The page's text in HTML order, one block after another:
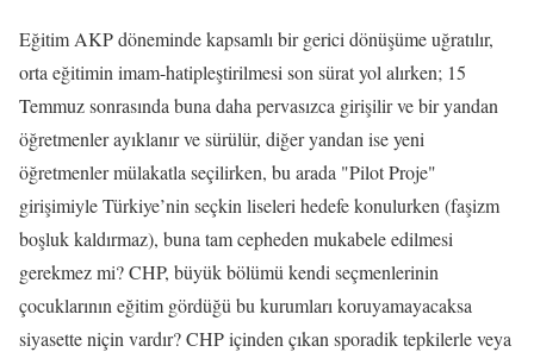
Eğitim AKP döneminde kapsamlı bir gerici dönüşüme uğratılır,
orta eğitimin imam-hatipleştirilmesi son sürat yol alırken; 15
Temmuz sonrasında buna daha pervasızca girişilir ve bir yandan
öğretmenler ayıklanır ve sürülür, diğer yandan ise yeni
öğretmenler mülakatla seçilirken, bu arada "Pilot Proje"
girişimiyle Türkiye’nin seçkin liseleri hedefe konulurken (faşizm
boşluk kaldırmaz), buna tam cepheden mukabele edilmesi
gerekmez mi? CHP, büyük bölümü kendi seçmenlerinin
çocuklarının eğitim gördüğü bu kurumları koruyamayacaksa
siyasette niçin vardır? CHP içinden çıkan sporadik tepkilerle veya